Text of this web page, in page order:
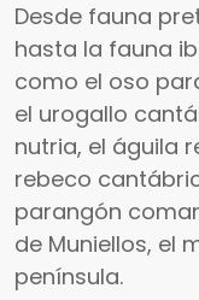
Desde fauna
hasta la fauna
como el oso
el urogallo
nutria, el águila
rebeco
parangón
de Muniellos, el
península.